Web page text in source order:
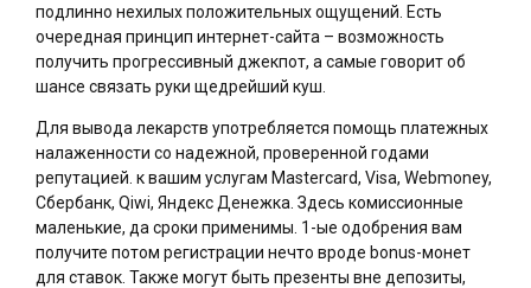
подлинно нехилых положительных ощущений. Есть
очередная принцип интернет-сайта – возможность
получить прогрессивный джекпот, а самые говорит об
шансе связать руки щедрейший куш.
Для вывода лекарств употребляется помощь платежных
налаженности со надежной, проверенной годами
репутацией. к вашим услугам Mastercard, Visa, Webmoney,
Сбербанк, Qiwi, Яндекс Денежка. Здесь комиссионные
маленькие, да сроки применимы. 1-ые одобрения вам
получите потом регистрации нечто вроде bonus-монет
для ставок. Также могут быть презенты вне депозиты,